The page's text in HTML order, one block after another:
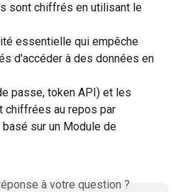
sont chiffrés en utilisant le
essentielle qui empêche
d'accéder à des données en
passe, token API) et les
chiffrées au repos par
basé sur un Module de
à votre question ?